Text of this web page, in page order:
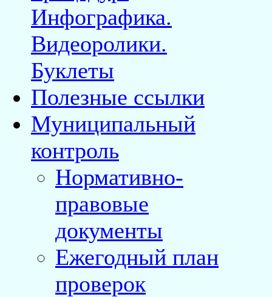
Инфографика.
Видеоролики.
Буклеты
Полезные ссылки
Муниципальный
контроль
Нормативно-
правовые
документы
Ежегодный план
проверок